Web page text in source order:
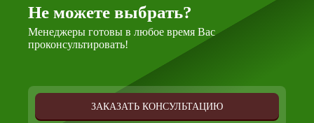
Не можете выбрать?
Менеджеры готовы в любое время Вас
проконсультировать!
ЗАКАЗАТЬ КОНСУЛЬТАЦИЮ